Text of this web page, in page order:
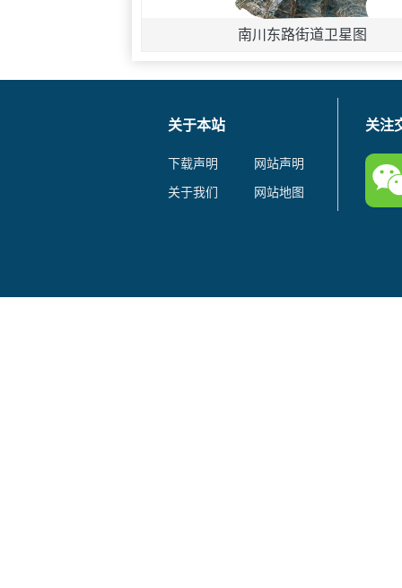
南川东路街道卫星图
关于本站
下载声明
网站声明
关于我们
网站地图
关注